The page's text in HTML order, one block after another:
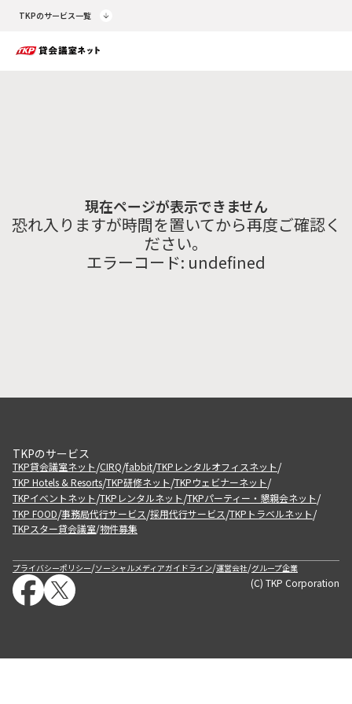
TKPのサービス一覧
現在ページが表示できません
恐れ入りますが時間を置いてから再度ご確認く
ださい。
エラーコード: undefined
TKPのサービス
TKP貸会議室ネット/CIRQ/fabbit/TKPレンタルオフィスネット/
TKP Hotels & Resorts/TKP研修ネット/TKPウェビナーネット/
TKPイベントネット/TKPレンタルネット/TKPパーティー・懇親会ネット/
TKP FOOD/事務局代行サービス/採用代行サービス/TKPトラベルネット/
TKPスター貸会議室/物件募集
プライバシーポリシー/ソーシャルメディアガイドライン/運営会社/グループ企業
(C) TKP Corporation